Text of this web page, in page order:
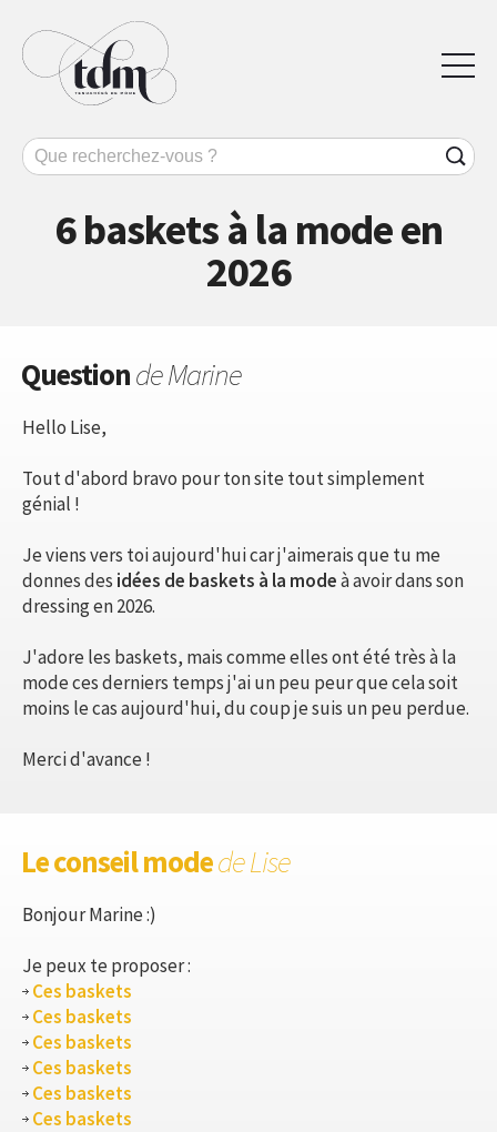
6 baskets à la mode en
2026
Questionde Marine
Hello Lise,
Tout d'abord bravo pour ton site tout simplement
génial !
Je viens vers toi aujourd'hui car j'aimerais que tu me
donnes des idées de baskets à la modeà avoir dans son
dressing en 2026.
J'adore les baskets, mais comme elles ont été très à la
mode ces derniers temps j'ai un peu peur que cela soit
moins le cas aujourd'hui, du coup je suis un peu perdue.
Merci d'avance !
Le conseil modede Lise
Bonjour Marine :)
Je peux te proposer :
Ces baskets
Ces baskets
Ces baskets
Ces baskets
Ces baskets
Ces baskets